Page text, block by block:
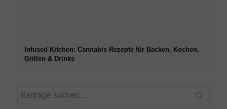
Infused Kitchen: Cannabis Rezepte für Backen, Kochen,
Grillen & Drinks